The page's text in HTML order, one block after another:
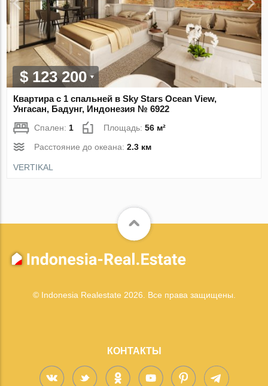
$ 123 200
Квартира с 1 спальней в Sky Stars Ocean View,
Унгасан, Бадунг, Индонезия № 6922
Спален: 1 Площадь:56 м²
Расстояние до океана:2.3 км
VERTIKAL
© Indonesia Realestate 2026. Все права защищены.
КОНТАКТЫ